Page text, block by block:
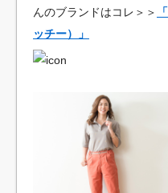
んのブランドはコレ＞＞
ッチー）」